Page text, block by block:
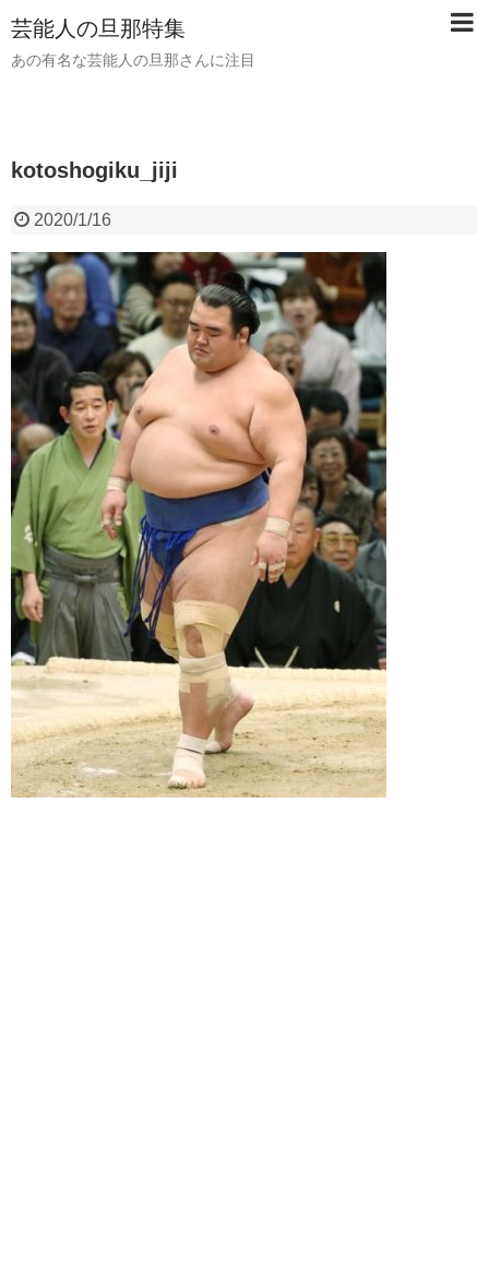
芸能人の旦那特集
あの有名な芸能人の旦那さんに注目
kotoshogiku_jiji
2020/1/16